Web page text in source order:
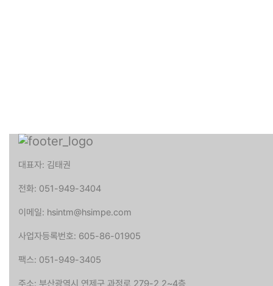
대표자: 김태권
전화: 051-949-3404
이메일: hsintm@hsimpe.com
사업자등록번호: 605-86-01905
팩스: 051-949-3405
주소: 부산광역시 연제구 과정로 279-2 2~4층